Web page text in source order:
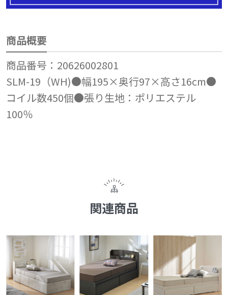
商品概要
商品番号：20626002801
SLM-19（WH)●幅195×奥行97×高さ16cm●
コイル数450個●張り生地：ポリエステル
100％
関連商品